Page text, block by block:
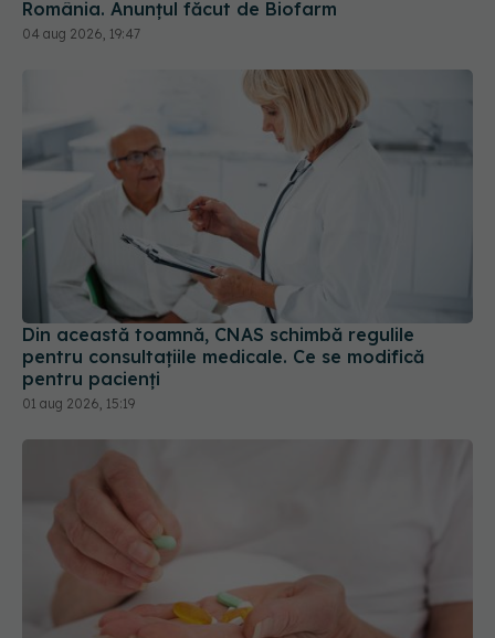
Din această toamnă, CNAS schimbă regulile
pentru consultațiile medicale. Ce se modifică
pentru pacienți
01 aug 2026, 15:19